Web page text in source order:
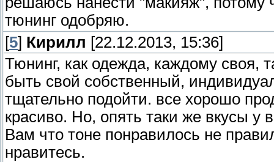
тюнинг одобряю.
[5] Кирилл [22.12.2013, 15:36]
Тюнинг, как одежда, каждому своя,
быть свой собственный,
тщательно подойти. все хорошо
красиво. Но, опять таки же вкусы у
Вам что тоне понравилось не
нравитесь.